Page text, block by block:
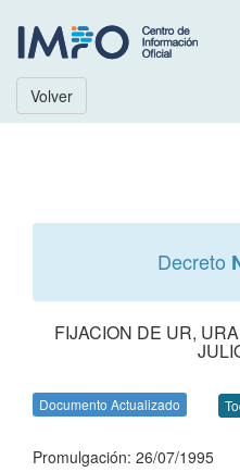
Volver
Decreto
FIJACION DE UR,
Documento Actualizado
Promulgación: 26/07/1995